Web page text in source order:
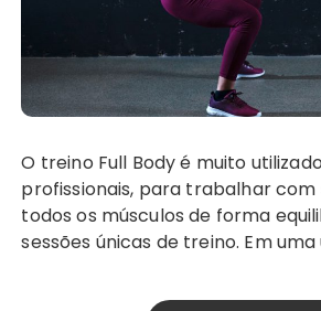
O treino Full Body é muito utilizado por
profissionais, para trabalhar com
todos os músculos de forma
sessões únicas de treino. Em uma